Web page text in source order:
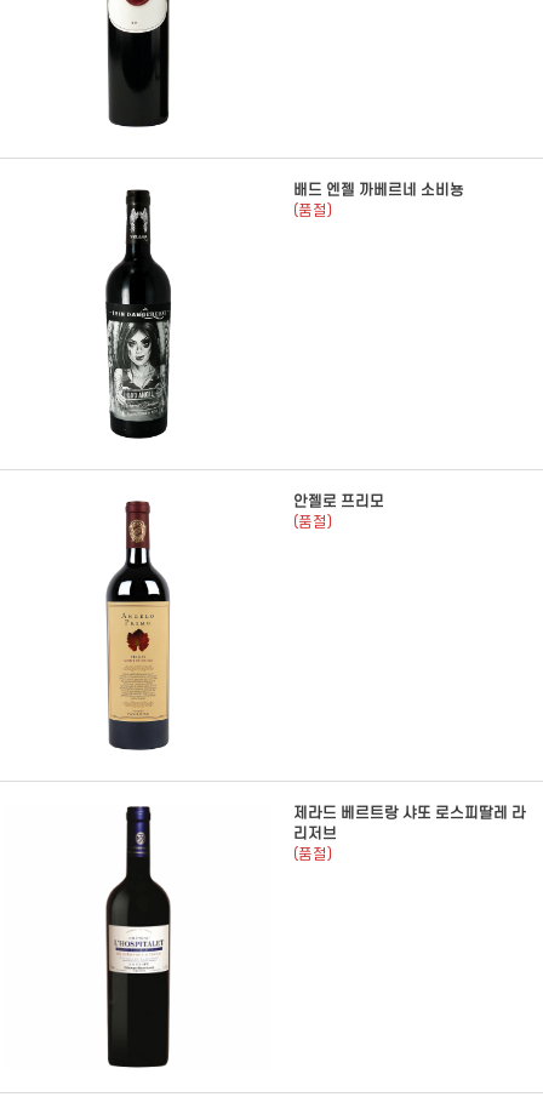
배드 엔젤 까베르네 소비뇽
(품절)
안젤로 프리모
(품절)
제라드 베르트랑 샤또 로스피딸레 라
리저브
(품절)